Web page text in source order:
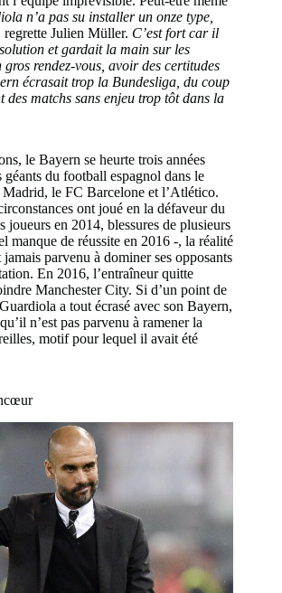
n’a pas su installer un onze type,
regrette Julien Müller. C’est fort car il
et gardait la main sur les
rendez-vous, avoir des certitudes
écrasait trop la Bundesliga, du coup
des matchs sans enjeu trop tôt dans la
le Bayern se heurte trois années
du football espagnol dans le
le FC Barcelone et l’Atlético.
ont joué en la défaveur du
joueurs en 2014, blessures de plusieurs
manque de réussite en 2016 -, la réalité
parvenu à dominer ses opposants
En 2016, l’entraîneur quitte
Manchester City. Si d’un point de
a tout écrasé avec son Bayern,
n’est pas parvenu à ramener la
motif pour lequel il avait été